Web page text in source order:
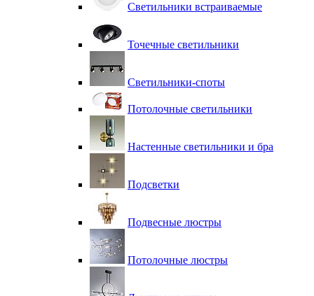
Светильники встраиваемые
Точечные светильники
Светильники-споты
Потолочные светильники
Настенные светильники и бра
Подсветки
Подвесные люстры
Потолочные люстры